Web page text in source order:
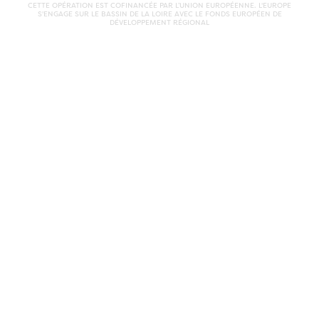
CETTE OPÉRATION EST COFINANCÉE PAR L’UNION EUROPÉENNE. L'EUROPE
S'ENGAGE SUR LE BASSIN DE LA LOIRE AVEC LE FONDS EUROPÉEN DE
DÉVELOPPEMENT RÉGIONAL